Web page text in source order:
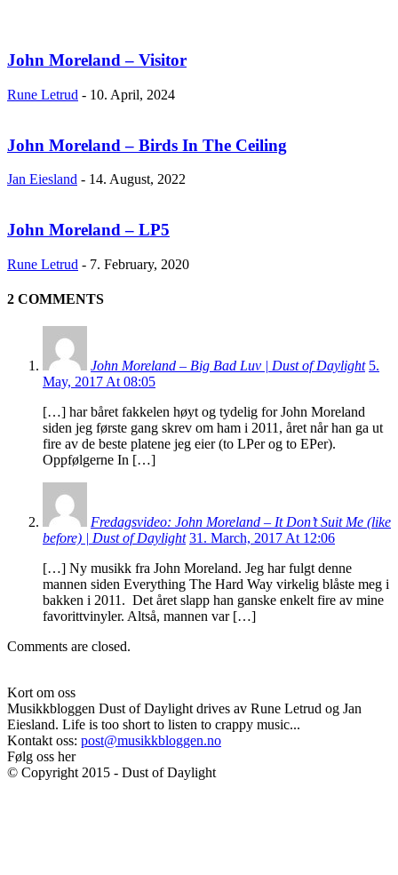
John Moreland – Visitor
Rune Letrud - 10. April, 2024
John Moreland – Birds In The Ceiling
Jan Eiesland - 14. August, 2022
John Moreland – LP5
Rune Letrud - 7. February, 2020
2 COMMENTS
John Moreland – Big Bad Luv | Dust of Daylight 5.
May, 2017 At 08:05
[…] har båret fakkelen høyt og tydelig for John Moreland
siden jeg første gang skrev om ham i 2011, året når han ga ut
fire av de beste platene jeg eier (to LPer og to EPer).
Oppfølgerne In […]
Fredagsvideo: John Moreland – It Don’t Suit Me (like
before) | Dust of Daylight 31. March, 2017 At 12:06
[…] Ny musikk fra John Moreland. Jeg har fulgt denne
mannen siden Everything The Hard Way virkelig blåste meg i
bakken i 2011. Det året slapp han ganske enkelt fire av mine
favorittvinyler. Altså, mannen var […]
Comments are closed.
Kort om oss
Musikkbloggen Dust of Daylight drives av Rune Letrud og Jan
Eiesland. Life is too short to listen to crappy music...
Kontakt oss: post@musikkbloggen.no
Følg oss her
© Copyright 2015 - Dust of Daylight